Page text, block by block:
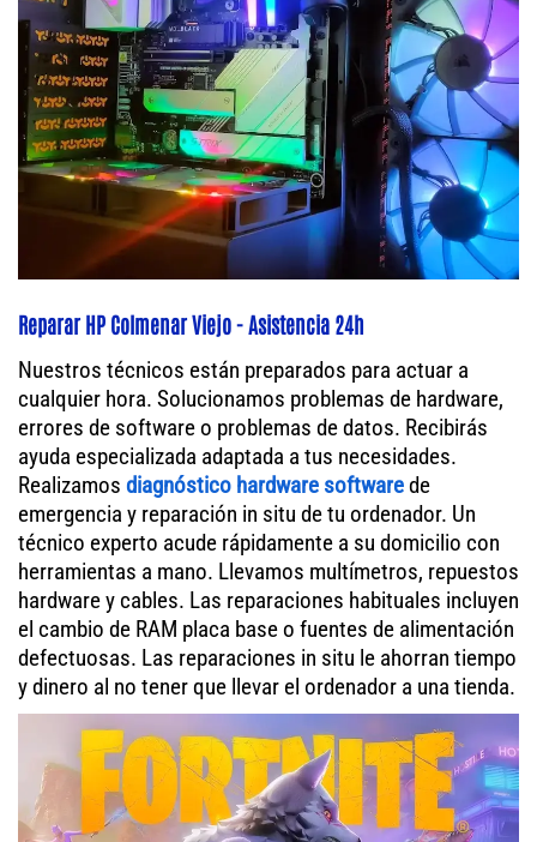
Reparar HP Colmenar Viejo - Asistencia 24h
Nuestros técnicos están preparados para actuar a
cualquier hora. Solucionamos problemas de hardware,
errores de software o problemas de datos. Recibirás
ayuda especializada adaptada a tus necesidades.
Realizamos diagnóstico hardware softwarede
emergencia y reparación in situ de tu ordenador. Un
técnico experto acude rápidamente a su domicilio con
herramientas a mano. Llevamos multímetros, repuestos
hardware y cables. Las reparaciones habituales incluyen
el cambio de RAM placa base o fuentes de alimentación
defectuosas. Las reparaciones in situ le ahorran tiempo
y dinero al no tener que llevar el ordenador a una tienda.